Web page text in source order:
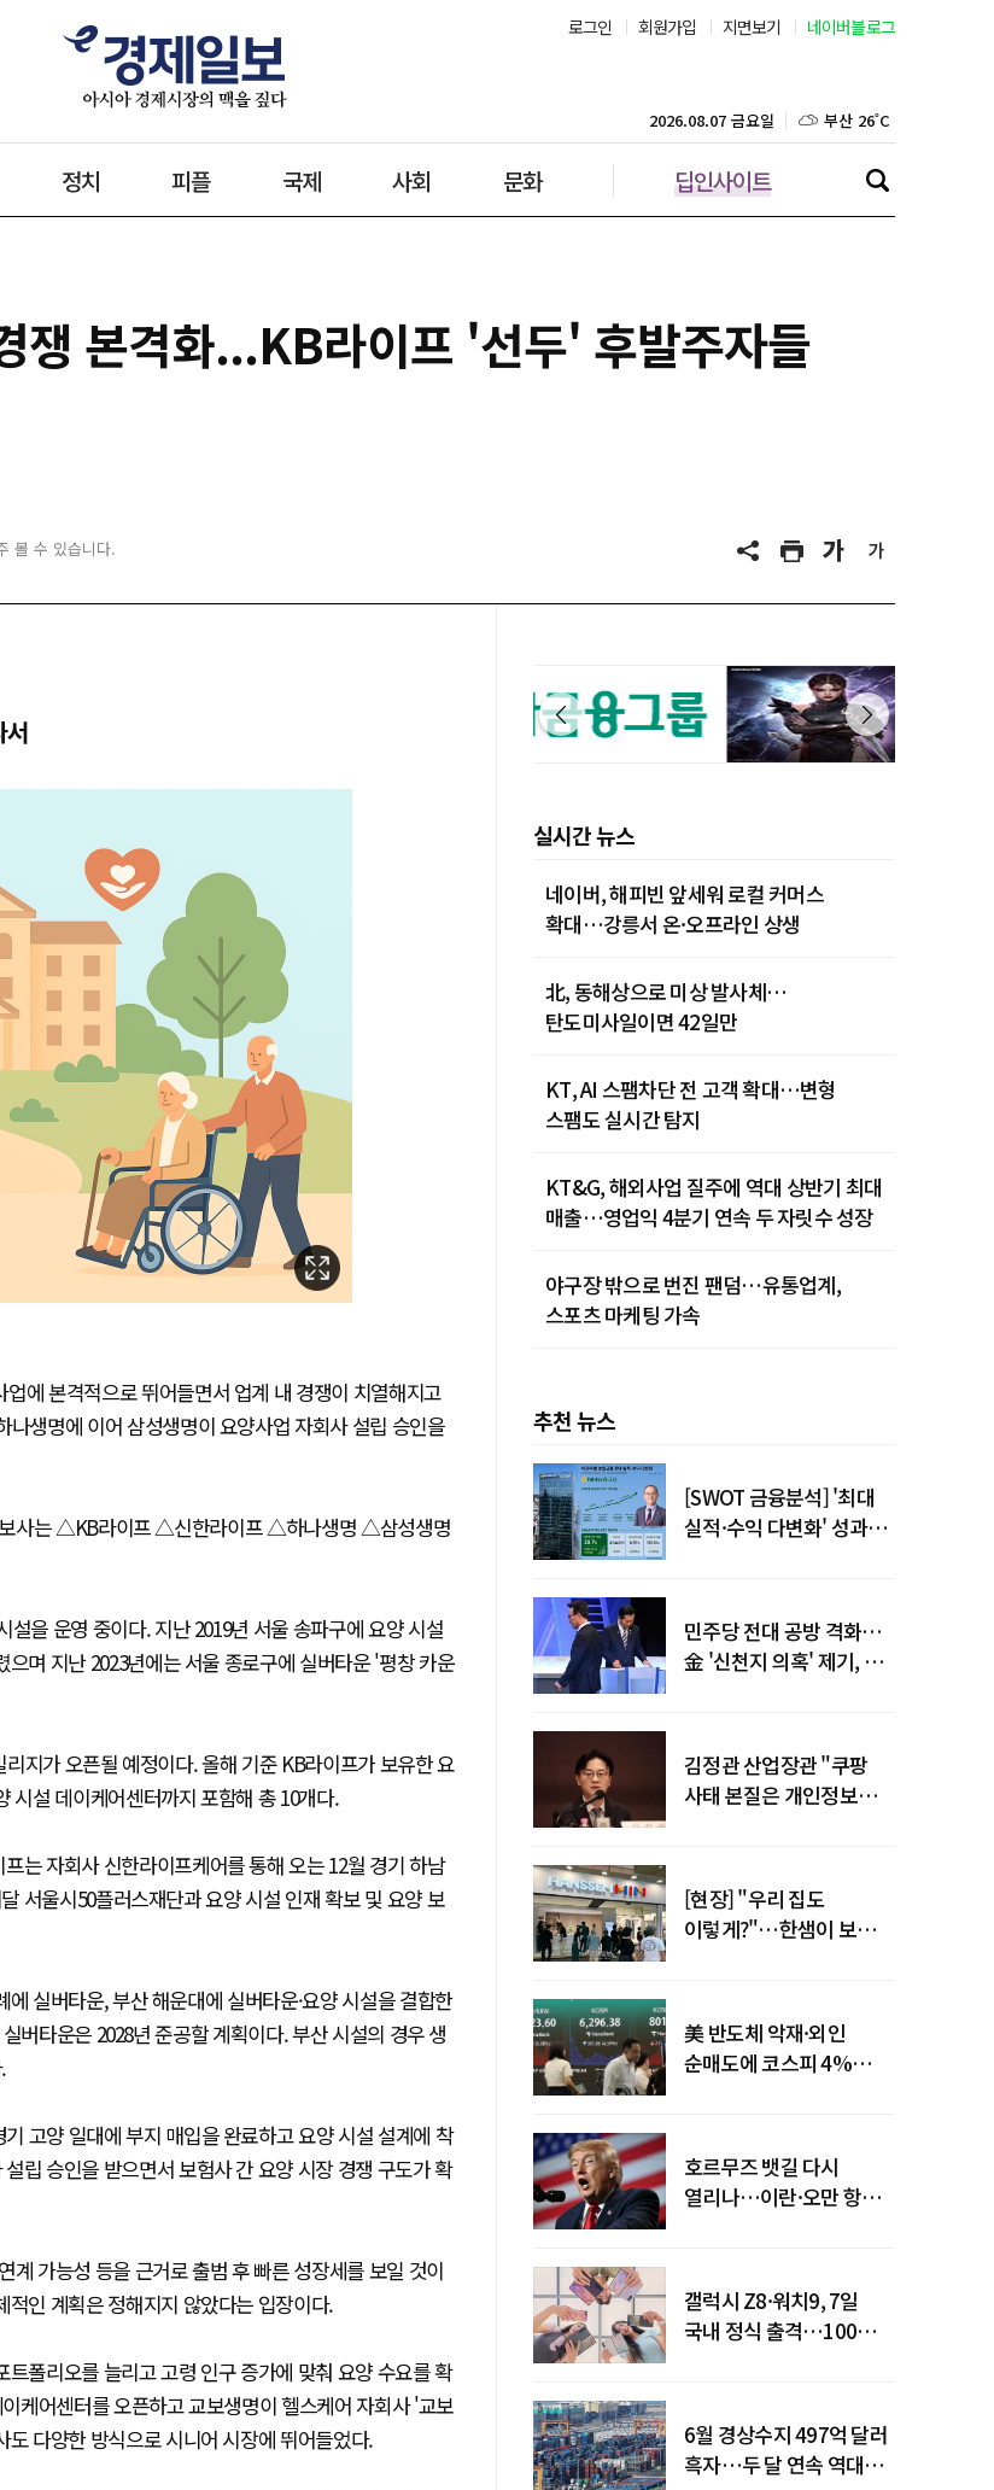
로그인 회원가입 지면보기 네이버블로그
정치 피플 국제 사회 문화 딥인사이트
2026.08.07 금요일 대구 23˚C
인천 28˚C
쟁 본격화...KB라이프 '선두' 후발주자들
볼 수 있습니다.
서
에 본격적으로 뛰어들면서 업계 내 경쟁이 치열해지고
생명에 이어 삼성생명이 요양사업 자회사 설립 승인을
보사는 △KB라이프 △신한라이프 △하나생명 △삼성생명
을 운영 중이다. 지난 2019년 서울 송파구에 요양 시설
며 지난 2023년에는 서울 종로구에 실버타운 '평창 카운
지가 오픈될 예정이다. 올해 기준 KB라이프가 보유한 요
시설 데이케어센터까지 포함해 총 10개다.
는 자회사 신한라이프케어를 통해 오는 12월 경기 하남
서울시50플러스재단과 요양 시설 인재 확보 및 요양 보
실버타운, 부산 해운대에 실버타운·요양 시설을 결합한
버타운은 2028년 준공할 계획이다. 부산 시설의 경우 생
고양 일대에 부지 매입을 완료하고 요양 시설 설계에 착
립 승인을 받으면서 보험사 간 요양 시장 경쟁 구도가 확
가능성 등을 근거로 출범 후 빠른 성장세를 보일 것이
인 계획은 정해지지 않았다는 입장이다.
폴리오를 늘리고 고령 인구 증가에 맞춰 요양 수요를 확
케어센터를 오픈하고 교보생명이 헬스케어 자회사 '교보
다양한 방식으로 시니어 시장에 뛰어들었다.
실시간 뉴스
네이버, 해피빈 앞세워 로컬 커머스
확대…강릉서 온·오프라인 상생
北, 동해상으로 미상 발사체…
탄도미사일이면 42일만
KT, AI 스팸차단 전 고객 확대…변형
스팸도 실시간 탐지
KT&G, 해외사업 질주에 역대 상반기 최대
매출…영업익 4분기 연속 두 자릿수 성장
야구장 밖으로 번진 팬덤…유통업계,
스포츠 마케팅 가속
추천 뉴스
[SWOT 금융분석] '최대
실적·수익 다변화' 성과…
민주당 전대 공방 격화…
金 '신천지 의혹' 제기, 鄭
김정관 산업장관 "쿠팡
사태 본질은 개인정보
[현장] "우리 집도
이렇게?"…한샘이 보여준
美 반도체 악재·외인
순매도에 코스피 4%
호르무즈 뱃길 다시
열리나…이란·오만 항로
갤럭시 Z8·워치9, 7일
국내 정식 출격…100개국
6월 경상수지 497억 달러
흑자…두 달 연속 역대